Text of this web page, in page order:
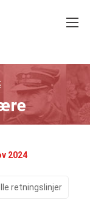
2024
retningslinjer